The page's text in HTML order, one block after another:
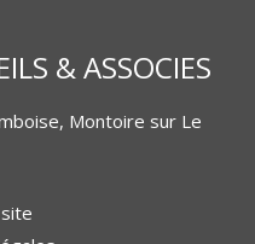
& ASSOCIES
Montoire sur Le